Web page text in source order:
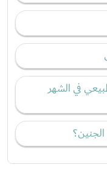
في الشهر